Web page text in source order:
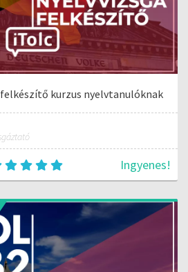
kurzus nyelvtanulóknak
Ingyenes!